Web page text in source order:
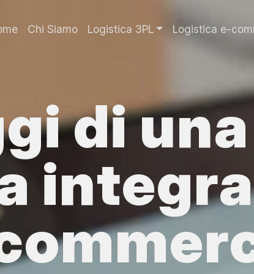
Chi Siamo Logistica 3PL Logistica e-
di una